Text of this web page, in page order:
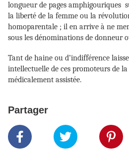
longueur de pages amphigouriques
la liberté de la femme ou la
homoparentale ; il en arrive à ne
sous les dénominations de donneur
Tant de haine ou d’indifférence
intellectuelle de ces promoteurs de
médicalement assistée.
Partager